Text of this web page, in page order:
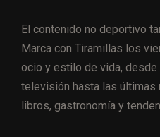
El contenido no deportivo
Marca con Tiramillas los
ocio y estilo de vida,
televisión hasta las últimas
libros, gastronomía y